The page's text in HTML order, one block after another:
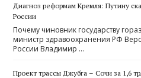
Диагноз реформам Кремля: Путину
России
Почему чиновник государству
министр здравоохранения РФ
России Владимир …
Проект трассы Джубга – Сочи за 1,6